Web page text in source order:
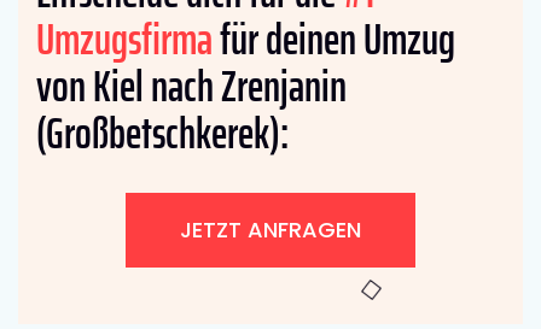
Umzugsfirmafür deinen Umzug
von Kiel nach Zrenjanin
(Großbetschkerek):
JETZT ANFRAGEN